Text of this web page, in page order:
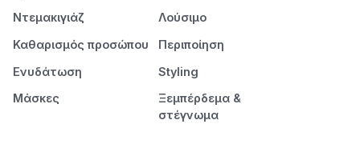
Ντεμακιγιάζ
Καθαρισμός προσώπου
Ενυδάτωση
Μάσκες
Λούσιμο
Περιποίηση
Styling
Ξεμπέρδεμα &
στέγνωμα